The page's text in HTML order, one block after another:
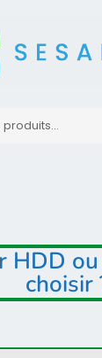
HDD
choisir